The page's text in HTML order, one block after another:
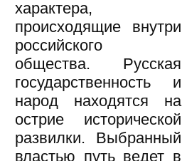
характера,
происходящие внутри
российского
общества. Русская
государственность и
народ находятся на
острие исторической
развилки. Выбранный
властью путь ведет в